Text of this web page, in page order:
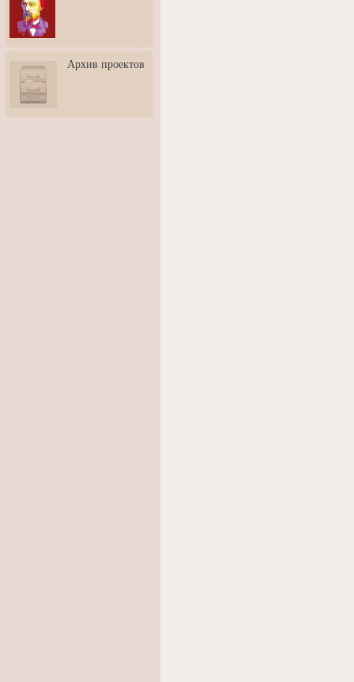
3: Обусловленности
человека и их влияние на
карьеру
скульптором Дмитрием
Тугариновым
АртБульвар в День города
Архив проектов